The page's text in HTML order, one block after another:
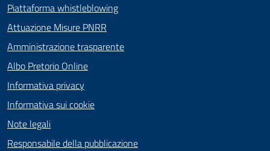
Piattaforma whistleblowing
Attuazione Misure PNRR
Amministrazione trasparente
Albo Pretorio Online
Informativa privacy
Informativa sui cookie
Note legali
Responsabile della pubblicazione